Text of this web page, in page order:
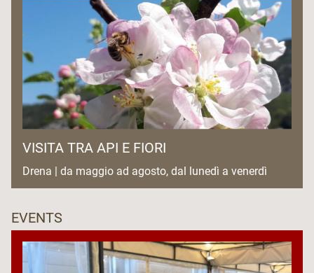
VISITA TRA API E FIORI
Drena | da maggio ad agosto, dal lunedì a venerdì
EVENTS